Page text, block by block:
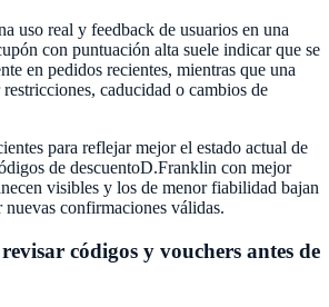
uso real y feedback de usuarios en una
con puntuación alta suele indicar que se
en pedidos recientes, mientras que una
restricciones, caducidad o cambios de
para reflejar mejor el estado actual de
de descuentoD.Franklin con mejor
visibles y los de menor fiabilidad bajan
nuevas confirmaciones válidas.
códigos y vouchers antes de